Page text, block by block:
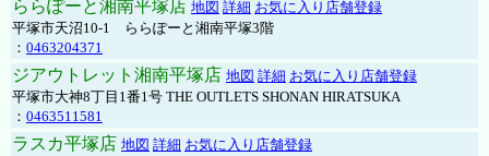
ららぽーと湘南平塚店 地図 詳細 お気に入り店舗登録
平塚市天沼10-1 ららぽーと湘南平塚3階
： 0463204371
ジアウトレット湘南平塚店 地図 詳細 お気に入り店舗登録
平塚市大神8丁目1番1号 THE OUTLETS SHONAN HIRATSUKA
： 0463511581
ラスカ平塚店 地図 詳細 お気に入り店舗登録